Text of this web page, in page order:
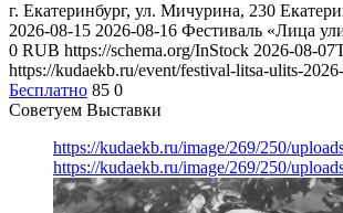
г. Екатеринбург, ул. Мичурина, 230
2026-08-15 2026-08-16 Фестиваль «Лица
0 RUB https://schema.org/InStock 2026-08-
https://kudaekb.ru/event/festival-litsa-ulits-
Бесплатно 85 0
Советуем Выставки
https://kudaekb.ru/image/269/250/
https://kudaekb.ru/image/269/250/